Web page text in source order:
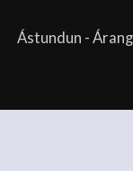
Ástundun -